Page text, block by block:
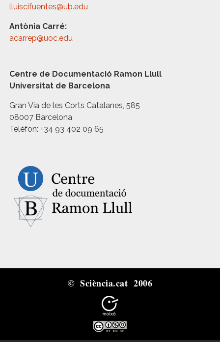
lluiscifuentes@ub.edu
Antònia Carré:
acarrep@uoc.edu
Centre de Documentació Ramon Llull
Universitat de Barcelona
Gran Via de les Corts Catalanes, 585
08007 Barcelona
Telèfon: +34 93 402 09 65
© Sciència.cat 2006